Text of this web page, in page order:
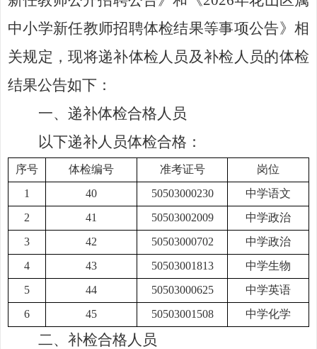
中小学新任教师招聘体检结果等事项公告》相
关规定 ，现将递补体检人员及补检人员的体检
结果公告如下：
一、递补体检合格人员
以下递补人员体检合格：
序号 体检编号 准考证号
岗位
1
40 50503000230
中学语文
2
41 50503002009
中学政治
3
42 50503000702
中学政治
4
43 50503001813
中学生物
5
44 50503000625
中学英语
6
45 50503001508 中学化学
二、 补检合格人员